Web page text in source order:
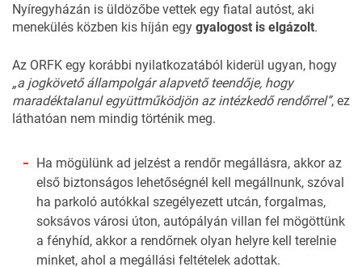
Nyíregyházán is üldözőbe vettek egy fiatal autóst, aki
menekülés közben kis híján egy gyalogost is elgázolt.
Az ORFK egy korábbi nyilatkozatából kiderül ugyan, hogy
„a jogkövető állampolgár alapvető teendője, hogy
maradéktalanul együttműködjön az intézkedő rendőrrel”, ez
láthatóan nem mindig történik meg.
Ha mögülünk ad jelzést a rendőr megállásra, akkor az
első biztonságos lehetőségnél kell megállnunk, szóval
ha parkoló autókkal szegélyezett utcán, forgalmas,
soksávos városi úton, autópályán villan fel mögöttünk
a fényhíd, akkor a rendőrnek olyan helyre kell terelnie
minket, ahol a megállási feltételek adottak.